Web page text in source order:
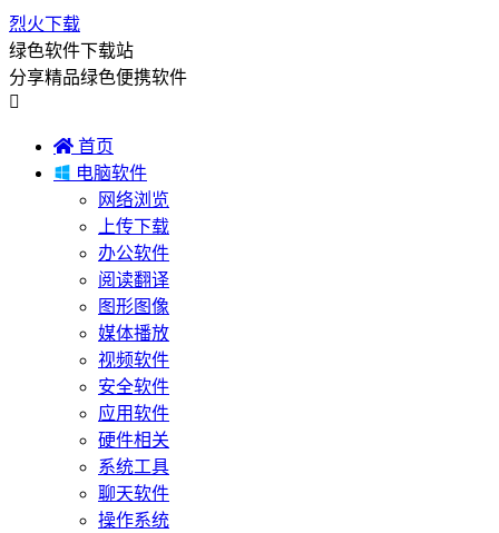
烈火下载
绿色软件下载站
分享精品绿色便携软件

 首页
 电脑软件
网络浏览
上传下载
办公软件
阅读翻译
图形图像
媒体播放
视频软件
安全软件
应用软件
硬件相关
系统工具
聊天软件
操作系统